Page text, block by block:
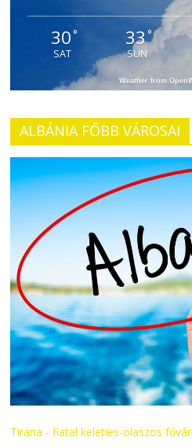
30°
SAT
33°
SUN
Weather from
ALBÁNIA FŐBB VÁROSAI
Tirana - fiatal keleties-olaszos